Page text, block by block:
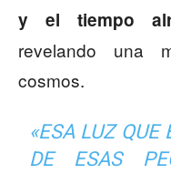
y el tiempo
revelando una
cosmos.
«ESA LUZ QUE
DE ESAS